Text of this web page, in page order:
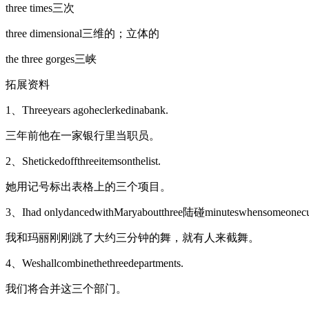
three times三次
three dimensional三维的；立体的
the three gorges三峡
拓展资料
1、Threeyears agoheclerkedinabank.
三年前他在一家银行里当职员。
2、Shetickedoffthreeitemsonthelist.
她用记号标出表格上的三个项目。
3、Ihad onlydancedwithMaryaboutthree陆碰
我和玛丽刚刚跳了大约三分钟的舞，就有人来截舞。
4、Weshallcombinethethreedepartments.
我们将合并这三个部门。